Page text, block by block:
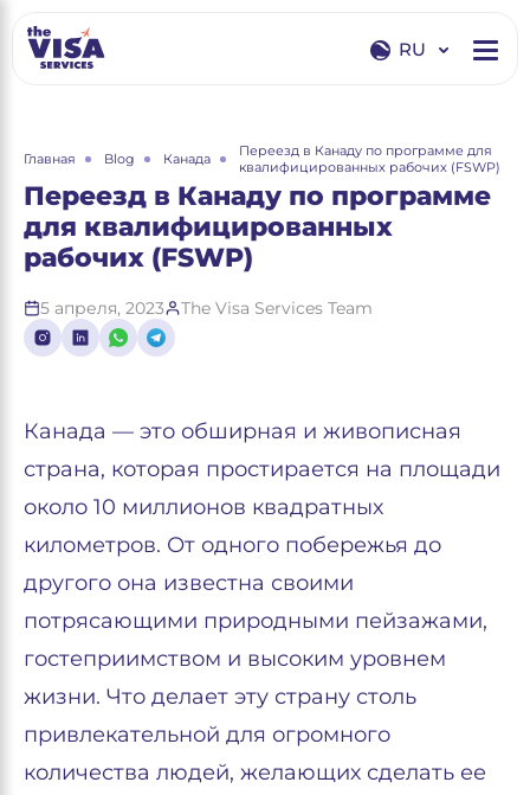
RU
RU
Главная Blog Канада
Переезд в Канаду по программе для
квалифицированных рабочих (FSWP)
Переезд в Канаду по программе
для квалифицированных
рабочих (FSWP)
5 апреля, 2023 The Visa Services Team
Канада — это обширная и живописная
страна, которая простирается на площади
около 10 миллионов квадратных
километров. От одного побережья до
другого она известна своими
потрясающими природными пейзажами,
гостеприимством и высоким уровнем
жизни. Что делает эту страну столь
привлекательной для огромного
количества людей, желающих сделать ее